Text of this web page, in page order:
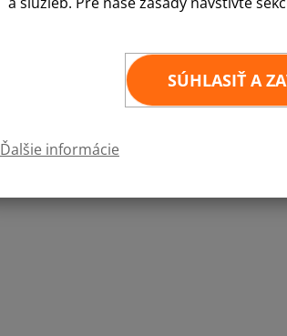
SÚHLASIŤ A
Ďalšie informácie
Vlajka Walesu
a kultúrne
podujatiach,
60× 90 cm